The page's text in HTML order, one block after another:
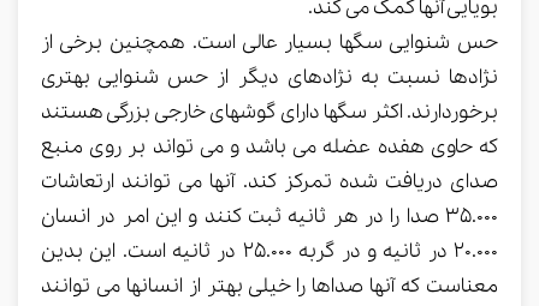
بویایی آنها کمک می کند.
حس شنوایی سگها بسیار عالی است. همچنین برخی از
نژادها نسبت به نژادهای دیگر از حس شنوایی بهتری
برخوردارند. اکثر سگها دارای گوشهای خارجی بزرگی هستند
که حاوی هفده عضله می باشد و می تواند بر روی منبع
صدای دریافت شده تمرکز کند. آنها می توانند ارتعاشات
35.000 صدا را در هر ثانیه ثبت کنند و این امر در انسان
20.000 در ثانیه و در گربه 25.000 در ثانیه است. این بدین
معناست که آنها صداها را خیلی بهتر از انسانها می توانند